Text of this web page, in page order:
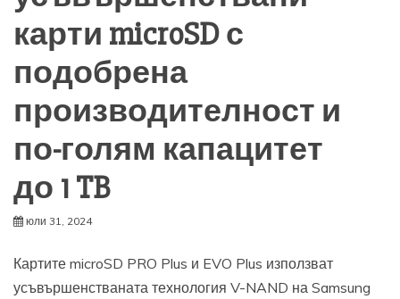
карти microSD с
подобрена
производителност и
по-голям капацитет
до 1 TB
юли 31, 2024
Картите microSD PRO Plus и EVO Plus използват
усъвършенстваната технология V-NAND на Samsung